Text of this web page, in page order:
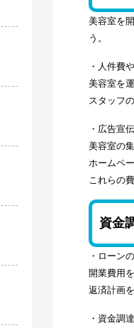
美容室を
う。
・人件費
美容室を
スタッフ
・広告宣
美容室の
ホームペ
これらの
資金
・ローン
開業費用
返済計画
・資金調